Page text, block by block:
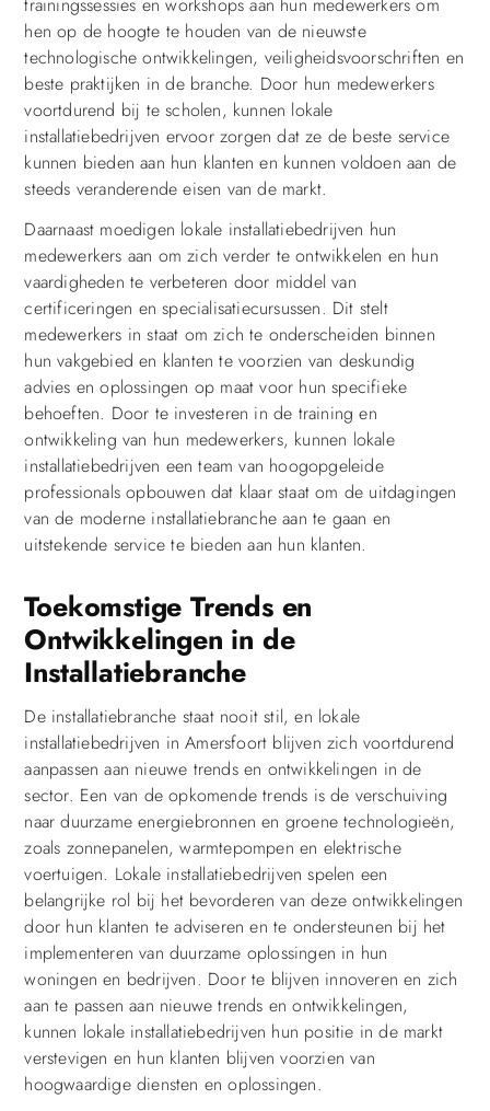
trainingssessies en workshops aan hun medewerkers om
hen op de hoogte te houden van de nieuwste
technologische ontwikkelingen, veiligheidsvoorschriften en
beste praktijken in de branche. Door hun medewerkers
voortdurend bij te scholen, kunnen lokale
installatiebedrijven ervoor zorgen dat ze de beste service
kunnen bieden aan hun klanten en kunnen voldoen aan de
steeds veranderende eisen van de markt.
Daarnaast moedigen lokale installatiebedrijven hun
medewerkers aan om zich verder te ontwikkelen en hun
vaardigheden te verbeteren door middel van
certificeringen en specialisatiecursussen. Dit stelt
medewerkers in staat om zich te onderscheiden binnen
hun vakgebied en klanten te voorzien van deskundig
advies en oplossingen op maat voor hun specifieke
behoeften. Door te investeren in de training en
ontwikkeling van hun medewerkers, kunnen lokale
installatiebedrijven een team van hoogopgeleide
professionals opbouwen dat klaar staat om de uitdagingen
van de moderne installatiebranche aan te gaan en
uitstekende service te bieden aan hun klanten.
Toekomstige Trends en
Ontwikkelingen in de
Installatiebranche
De installatiebranche staat nooit stil, en lokale
installatiebedrijven in Amersfoort blijven zich voortdurend
aanpassen aan nieuwe trends en ontwikkelingen in de
sector. Een van de opkomende trends is de verschuiving
naar duurzame energiebronnen en groene technologieën,
zoals zonnepanelen, warmtepompen en elektrische
voertuigen. Lokale installatiebedrijven spelen een
belangrijke rol bij het bevorderen van deze ontwikkelingen
door hun klanten te adviseren en te ondersteunen bij het
implementeren van duurzame oplossingen in hun
woningen en bedrijven. Door te blijven innoveren en zich
aan te passen aan nieuwe trends en ontwikkelingen,
kunnen lokale installatiebedrijven hun positie in de markt
verstevigen en hun klanten blijven voorzien van
hoogwaardige diensten en oplossingen.